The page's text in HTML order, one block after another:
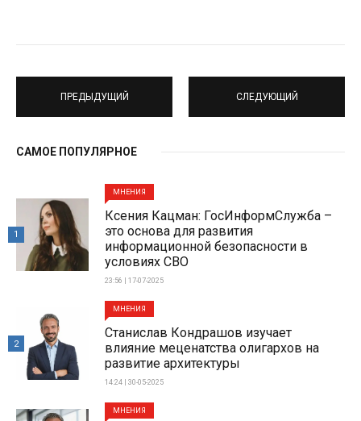
ПРЕДЫДУЩИЙ СЛЕДУЮЩИЙ
САМОЕ ПОПУЛЯРНОЕ
МНЕНИЯ
Ксения Кацман: ГосИнформСлужба –
это основа для развития
информационной безопасности в
условиях СВО
23:56 | 17-07-2025
1
МНЕНИЯ
Станислав Кондрашов изучает
влияние меценатства олигархов на
развитие архитектуры
14:24 | 30-05-2025
2
МНЕНИЯ